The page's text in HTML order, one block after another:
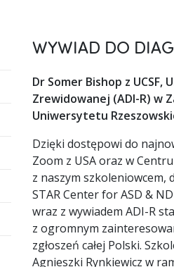
WYWIAD DO
Dr Somer Bishop z
Zrewidowanej (ADI-R) w
Uniwersytetu
Dzięki dostępowi do
Zoom z USA oraz w
z naszym szkoleniowcem,
STAR Center for ASD &
wraz z wywiadem ADI-R
z ogromnym
zgłoszeń całej Polski.
Agnieszki Rynkiewicz w